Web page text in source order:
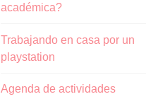
académica?
Trabajando en casa por un
playstation
Agenda de actividades